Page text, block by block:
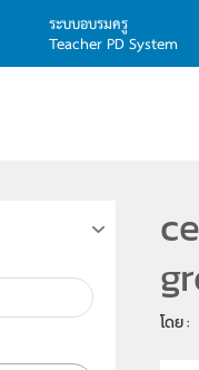
ระบบอบรมครู
Teacher PD System
โดย :